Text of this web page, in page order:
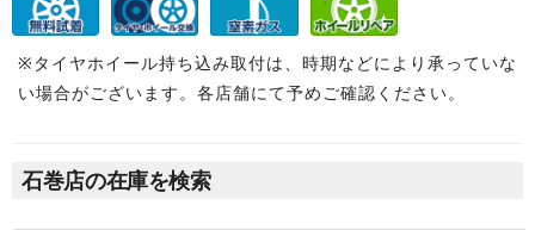
※タイヤホイール持ち込み取付は、時期などにより承っていな
い場合がございます。各店舗にて予めご確認ください。
石巻店の在庫を検索